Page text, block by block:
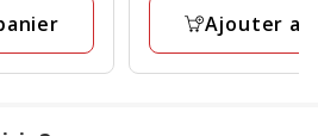
91
Kg
Ajouter